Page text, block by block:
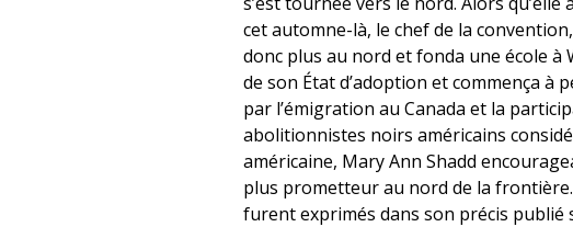
cet automne-là, le chef de la
donc plus au nord et fonda une école à
de son État d’adoption et commença à
par l’émigration au Canada et la
abolitionnistes noirs américains
américaine, Mary Ann Shadd
plus prometteur au nord de la
furent exprimés dans son précis publié